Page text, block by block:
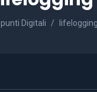
Digitali lifelogging